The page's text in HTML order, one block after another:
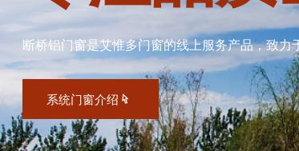
断桥铝门窗是艾惟多门窗的线上服务产品，致
系统门窗介绍